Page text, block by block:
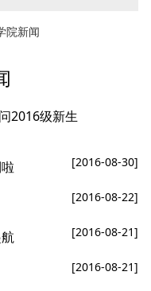
院新闻
2016级新生
[2016-08-30]
[2016-08-22]
[2016-08-21]
[2016-08-21]